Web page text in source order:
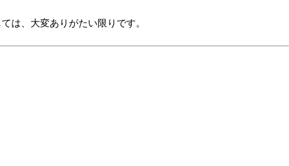
は、大変ありがたい限りです。